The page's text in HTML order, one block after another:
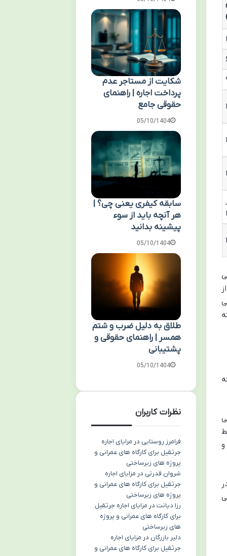
شکایت از مستاجر عدم
پرداخت اجاره | راهنمای
حقوقی جامع
05/10/1404
سابقه کیفری یعنی چی؟ |
هر آنچه باید از سوء
پیشینه بدانید
05/10/1404
طلاق به دلیل ضرب و شتم
همسر | راهنمای حقوقی و
پشتیبانی
05/10/1404
نظرات کاربران
فرامرز روستایی در مزایای اجاره
جرثقیل برای کارگاه های عمرانی و
پروژه های زیرساختی
شروان قدرتی در مزایای اجاره
جرثقیل برای کارگاه های عمرانی و
پروژه های زیرساختی
رزا دیانتدر مزایای اجاره جرثقیل
برای کارگاه های عمرانی و پروژه
های زیرساختی
دلیر بازرگان در مزایای اجاره
جرثقیل برای کارگاه های عمرانی و